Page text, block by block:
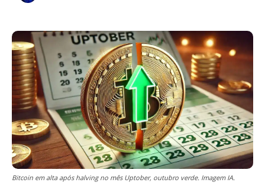
Bitcoin em alta após halving no mês Uptober, outubro verde. Imagem IA.